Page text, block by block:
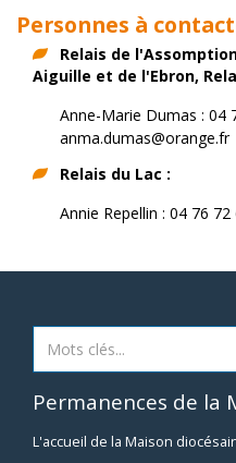
Personnes à
Relais de
Aiguille et de l'Ebron,
Anne-Marie Dumas : 04
anma.dumas@orange.fr
Relais du Lac :
Annie Repellin : 04 76
Permanences de la
L'accueil de la Maison